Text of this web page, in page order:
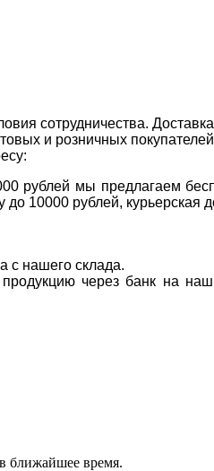
сотрудничества.
и розничных
рублей мы предлагаем
10000 рублей,
с нашего склада.
через банк на
ближайшее время.